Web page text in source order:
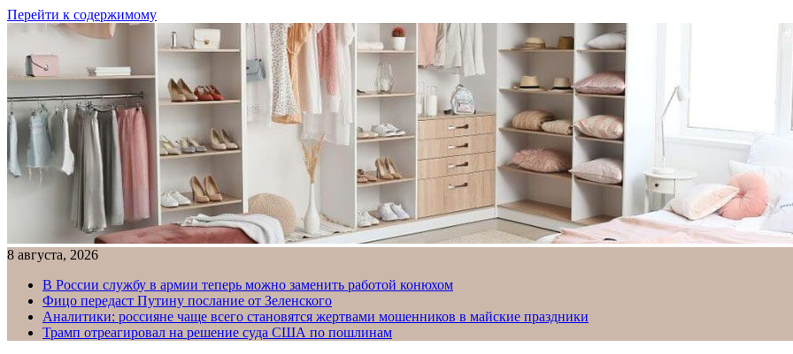
Перейти к содержимому
8 августа, 2026
В России службу в армии теперь можно заменить работой конюхом
Фицо передаст Путину послание от Зеленского
Аналитики: россияне чаще всего становятся жертвами мошенников в майские праздники
Трамп отреагировал на решение суда США по пошлинам